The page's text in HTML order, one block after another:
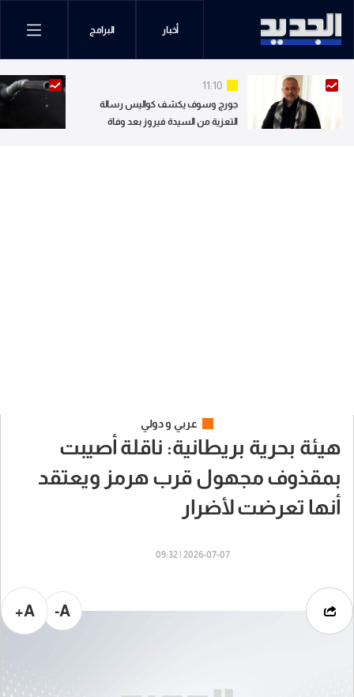
أخبار البرامج
11:10
جورج وسوف يكشف كواليس رسالة
التعزية من السيدة فيروز بعد وفاة
عربي و دولي
هيئة بحرية بريطانية: ناقلة أصيبت
بمقذوف مجهول قرب هرمز ويعتقد
أنها تعرضت لأضرار
2026-07-07 | 09:32
A-
A+